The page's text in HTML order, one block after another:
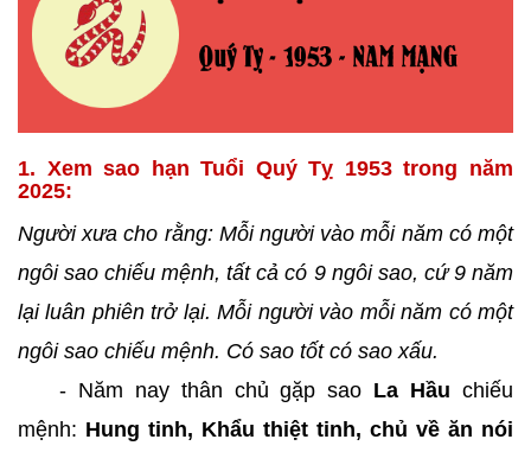
1. Xem sao hạn Tuổi Quý Tỵ 1953 trong năm
2025:
Người xưa cho rằng: Mỗi người vào mỗi năm có một
ngôi sao chiếu mệnh, tất cả có 9 ngôi sao, cứ 9 năm
lại luân phiên trở lại. Mỗi người vào mỗi năm có một
ngôi sao chiếu mệnh. Có sao tốt có sao xấu.
- Năm nay thân chủ gặp sao La Hầu chiếu
mệnh: Hung tinh, Khẩu thiệt tinh, chủ về ăn nói